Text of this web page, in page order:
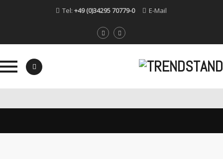
Tel: +49 (0)34295 70779-0 E-Mail